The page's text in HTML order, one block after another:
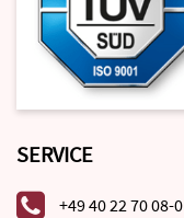
SERVICE
+49 40 22 70 08-0